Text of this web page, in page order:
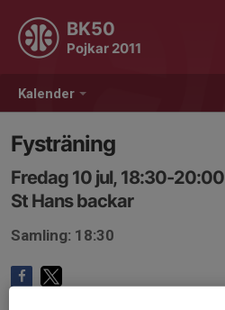
Kalender
BK50
Pojkar 2011
Fysträning
Fredag 10 jul, 18:30-20:00
St Hans backar
Samling: 18:30